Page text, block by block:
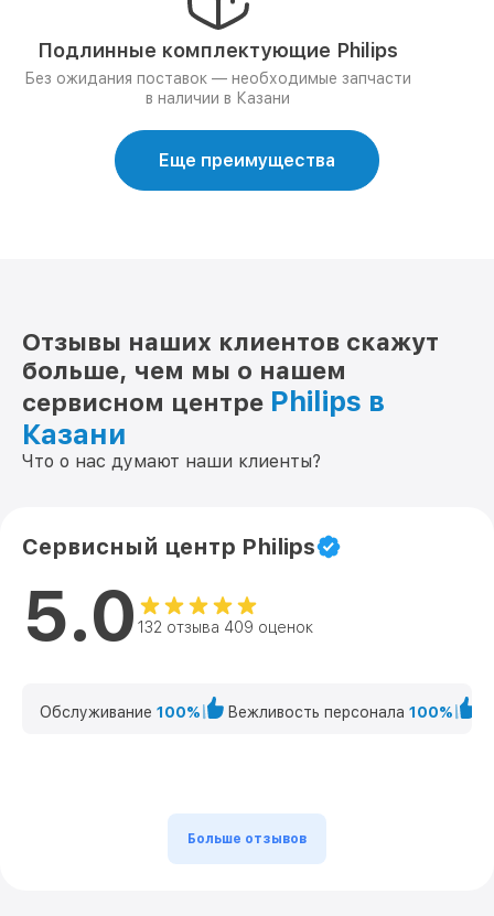
Подлинные комплектующие Philips
Без ожидания поставок — необходимые запчасти
в наличии в Казани
Еще преимущества
Отзывы наших клиентов скажут
больше, чем мы о нашем
сервисном центре Philips в
Казани
Что о нас думают наши клиенты?
Сервисный центр Philips
5.0 132 отзыва 409 оценок
Обслуживание 100% Вежливость персонала 100%
Больше отзывов